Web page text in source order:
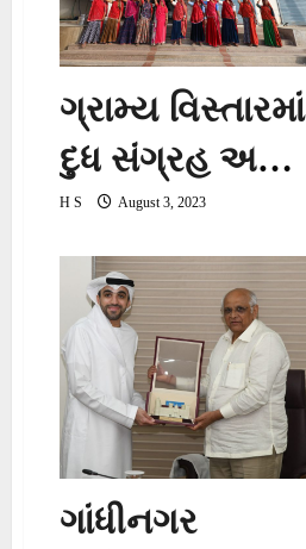
ગ્રામ્ય વિસ્તારમાં
દુધ સંગ્રહ અને
જાળવણી માટે
ગુજરાતનાં
ગામડાઓમાં
છેલ્લા 5 વર્ષમાં
500 દૂધઘર બન્યાં
H S August 3, 2023
ગાંધીનગર